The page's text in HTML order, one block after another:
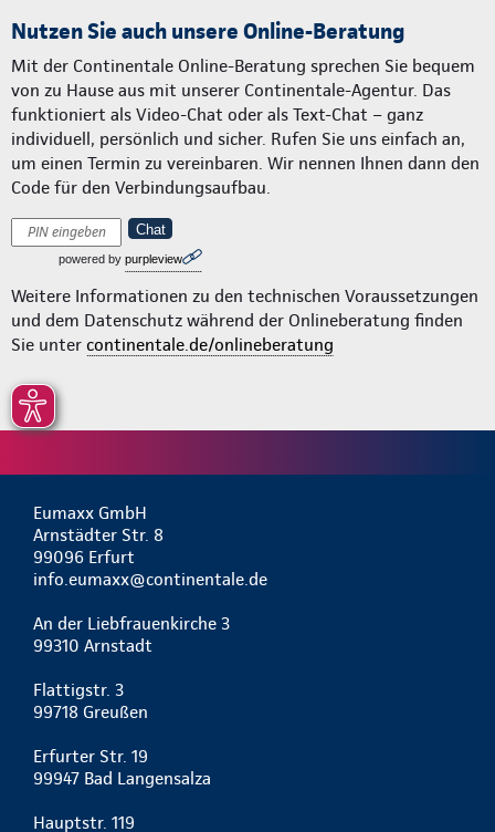
Nutzen Sie auch unsere Online-Beratung
Mit der Continentale Online-Beratung sprechen Sie bequem
von zu Hause aus mit unserer Continentale-Agentur. Das
funktioniert als Video-Chat oder als Text-Chat – ganz
individuell, persönlich und sicher. Rufen Sie uns einfach an,
um einen Termin zu vereinbaren. Wir nennen Ihnen dann den
Code für den Verbindungsaufbau.
Chat
powered by purpleview
Weitere Informationen zu den technischen Voraussetzungen
und dem Datenschutz während der Onlineberatung finden
Sie unter continentale.de/onlineberatung
Eumaxx GmbH
Arnstädter Str. 8
99096 Erfurt
info.eumaxx@continentale.de
An der Liebfrauenkirche 3
99310 Arnstadt
Flattigstr. 3
99718 Greußen
Erfurter Str. 19
99947 Bad Langensalza
Hauptstr. 119